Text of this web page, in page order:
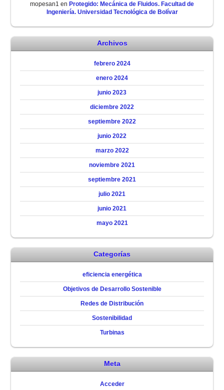
mopesan1 en Protegido: Mecánica de Fluidos. Facultad de
Ingeniería. Universidad Tecnológica de Bolívar
Archivos
febrero 2024
enero 2024
junio 2023
diciembre 2022
septiembre 2022
junio 2022
marzo 2022
noviembre 2021
septiembre 2021
julio 2021
junio 2021
mayo 2021
Categorías
eficiencia energética
Objetivos de Desarrollo Sostenible
Redes de Distribución
Sostenibilidad
Turbinas
Meta
Acceder